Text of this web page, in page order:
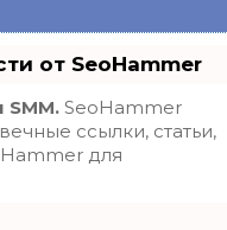
от SeoHammer
SMM. SeoHammer
ссылки, статьи,
для